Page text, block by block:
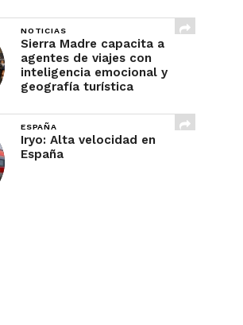
NOTICIAS
Sierra Madre capacita a
agentes de viajes con
inteligencia emocional y
geografía turística
ESPAÑA
Iryo: Alta velocidad en
España